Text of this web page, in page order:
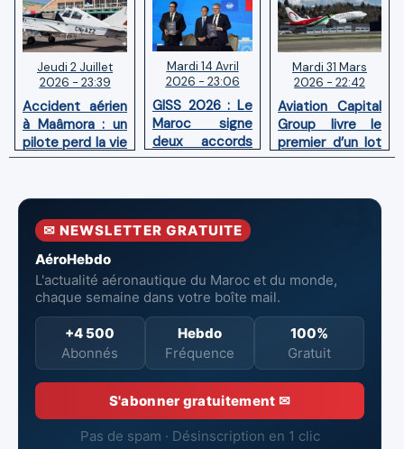
Jeudi 2 Juillet
2026 - 23:39
Accident aérien
à Maâmora : un
pilote perd la vie
en combat
incendie
Mardi 14 Avril
2026 - 23:06
GISS 2026 : Le
Maroc signe
deux accords
avec l'OACI
la surveillance
aériennes.
Mardi 31 Mars
2026 - 22:42
Aviation Capital
Group livre le
premier d’un lot
de six Boeing
neufs à Royal Air
✉ NEWSLETTER GRATUITE
AéroHebdo
L'actualité aéronautique du Maroc et du monde,
chaque semaine dans votre boîte mail.
+4 500
Abonnés
Hebdo
Fréquence
100%
Gratuit
S'abonner gratuitement ✉
Pas de spam · Désinscription en 1 clic